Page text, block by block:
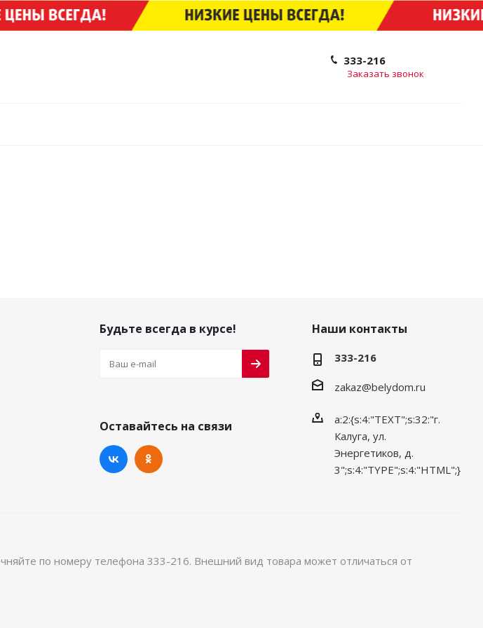
333-216
Заказать звонок
Будьте всегда в курсе!
Оставайтесь на связи
Наши контакты
333-216
zakaz@belydom.ru
a:2:{s:4:"TEXT";s:32:"г.
Калуга, ул.
Энергетиков, д.
3";s:4:"TYPE";s:4:"HTML";}
по номеру телефона 333-216. Внешний вид товара может отличаться от